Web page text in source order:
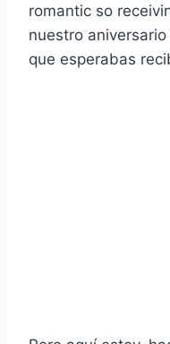
romantic so
nuestro
que esperabas